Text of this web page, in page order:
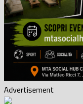
Advertisement